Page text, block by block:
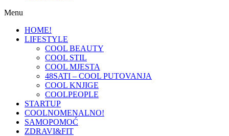
Menu
HOME!
LIFESTYLE
COOL BEAUTY
COOL STIL
COOL MJESTA
48SATI – COOL PUTOVANJA
COOL KNJIGE
COOLPEOPLE
STARTUP
COOLNOMENALNO!
SAMOPOMOĆ
ZDRAVI&FIT